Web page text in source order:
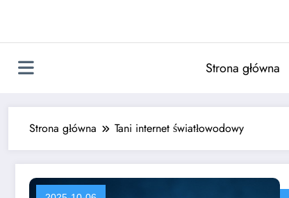
Strona główna
Strona główna Tani internet światłowodowy